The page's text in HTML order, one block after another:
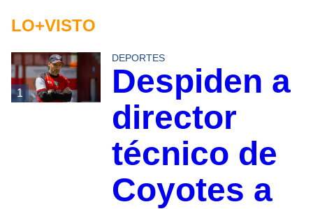
LO+VISTO
1
DEPORTES
Despiden a
director
técnico de
Coyotes a